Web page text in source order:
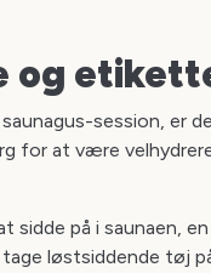
og
session, er
for at være
sidde på i saunaen,
løstsiddende tøj